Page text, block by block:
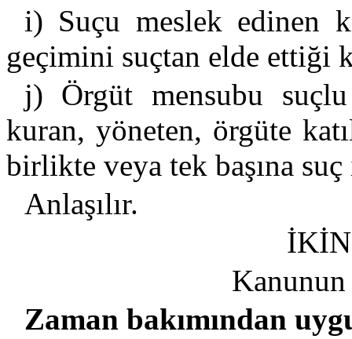
i) Suçu meslek edinen
geçimini suçtan elde ettiği
j) Örgüt mensubu
kuran, yöneten, örgüte
birlikte veya tek başına
Anlaşılır.
Zaman bakımından